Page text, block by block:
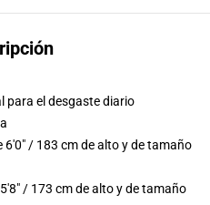
para el desgaste diario
/ 183 cm de alto y de tamaño
/ 173 cm de alto y de tamaño